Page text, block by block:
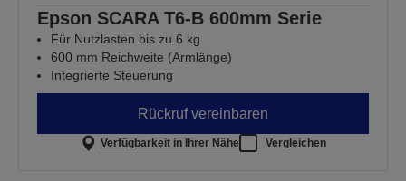
Epson SCARA T6-B 600mm Serie
Für Nutzlasten bis zu 6 kg
600 mm Reichweite (Armlänge)
Integrierte Steuerung
Rückruf vereinbaren
Verfügbarkeit in Ihrer Nähe Vergleichen